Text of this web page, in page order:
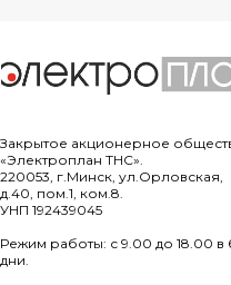
Закрытое акционерное
«Электроплан ТНС».
220053, г.Минск, ул.Орловская,
д.40, пом.1, ком.8.
УНП 192439045
Режим работы: с 9.00 до 18.00 в
дни.